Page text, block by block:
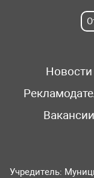
Новости
Вакансии
Учредитель: